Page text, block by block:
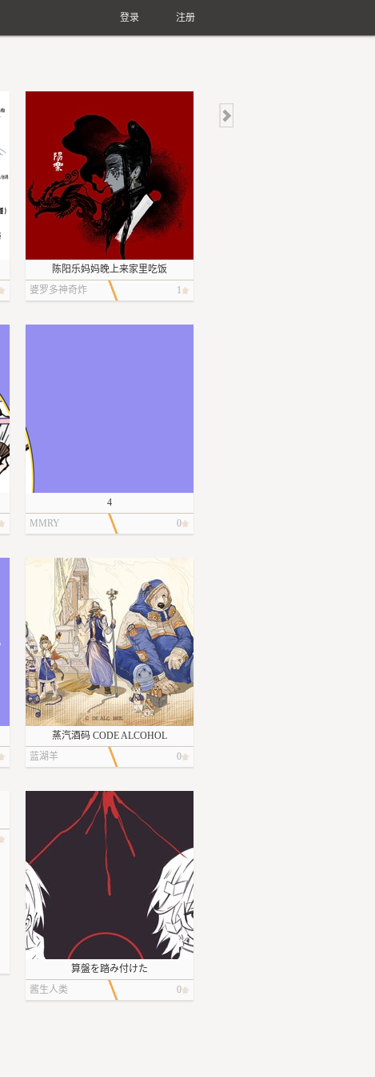
注册
登录
陈阳乐妈妈晚上来家里吃饭
婆罗多神奇炸
1
4
MMRY
0
蒸汽酒码 CODE ALCOHOL
蓝湖羊
0
算盤を踏み付けた
酱生人类
0